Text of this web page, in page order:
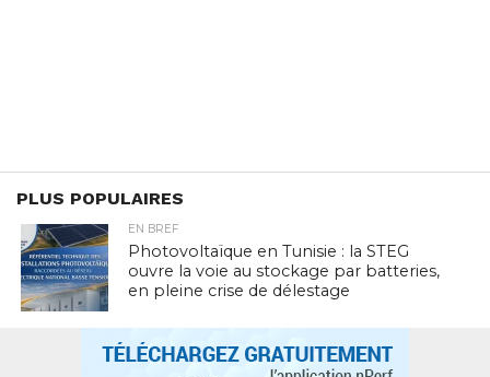
PLUS POPULAIRES
EN BREF
Photovoltaïque en Tunisie : la STEG
ouvre la voie au stockage par batteries,
en pleine crise de délestage